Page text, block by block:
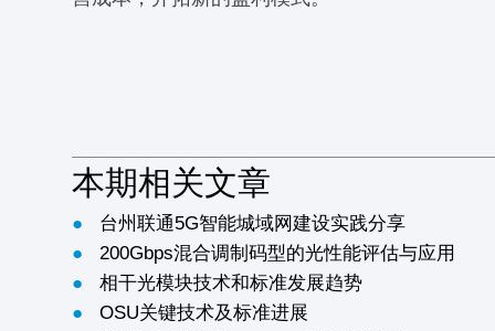
本期相关文章
●
台州联通5G智能城域网建设实践分享
●
200Gbps混合调制码型的光性能评估与应用
●
相干光模块技术和标准发展趋势
●
OSU关键技术及标准进展